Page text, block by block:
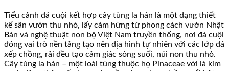
Tiểu cảnh đá cuội kết hợp cây tùng la hán là một dạng thiết
kế sân vườn thu nhỏ, lấy cảm hứng từ phong cách vườn Nhật
Bản và nghệ thuật non bộ Việt Nam truyền thống, nơi đá cuội
đóng vai trò nền tảng tạo nên địa hình tự nhiên với các lớp đá
xếp chồng, rải đều tạo cảm giác sông suối, núi non thu nhỏ.
Cây tùng la hán – một loài tùng thuộc họ Pinaceae với lá kim